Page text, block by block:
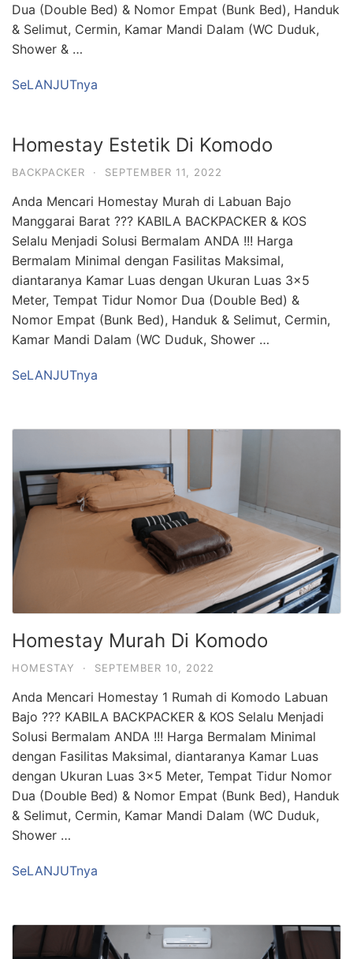
Dua (Double Bed) & Nomor Empat (Bunk Bed), Handuk
& Selimut, Cermin, Kamar Mandi Dalam (WC Duduk,
Shower & …
SeLANJUTnya
Homestay Estetik Di Komodo
BACKPACKER · SEPTEMBER 11, 2022
Anda Mencari Homestay Murah di Labuan Bajo
Manggarai Barat ??? KABILA BACKPACKER & KOS
Selalu Menjadi Solusi Bermalam ANDA !!! Harga
Bermalam Minimal dengan Fasilitas Maksimal,
diantaranya Kamar Luas dengan Ukuran Luas 3×5
Meter, Tempat Tidur Nomor Dua (Double Bed) &
Nomor Empat (Bunk Bed), Handuk & Selimut, Cermin,
Kamar Mandi Dalam (WC Duduk, Shower …
SeLANJUTnya
Homestay Murah Di Komodo
HOMESTAY · SEPTEMBER 10, 2022
Anda Mencari Homestay 1 Rumah di Komodo Labuan
Bajo ??? KABILA BACKPACKER & KOS Selalu Menjadi
Solusi Bermalam ANDA !!! Harga Bermalam Minimal
dengan Fasilitas Maksimal, diantaranya Kamar Luas
dengan Ukuran Luas 3×5 Meter, Tempat Tidur Nomor
Dua (Double Bed) & Nomor Empat (Bunk Bed), Handuk
& Selimut, Cermin, Kamar Mandi Dalam (WC Duduk,
Shower …
SeLANJUTnya